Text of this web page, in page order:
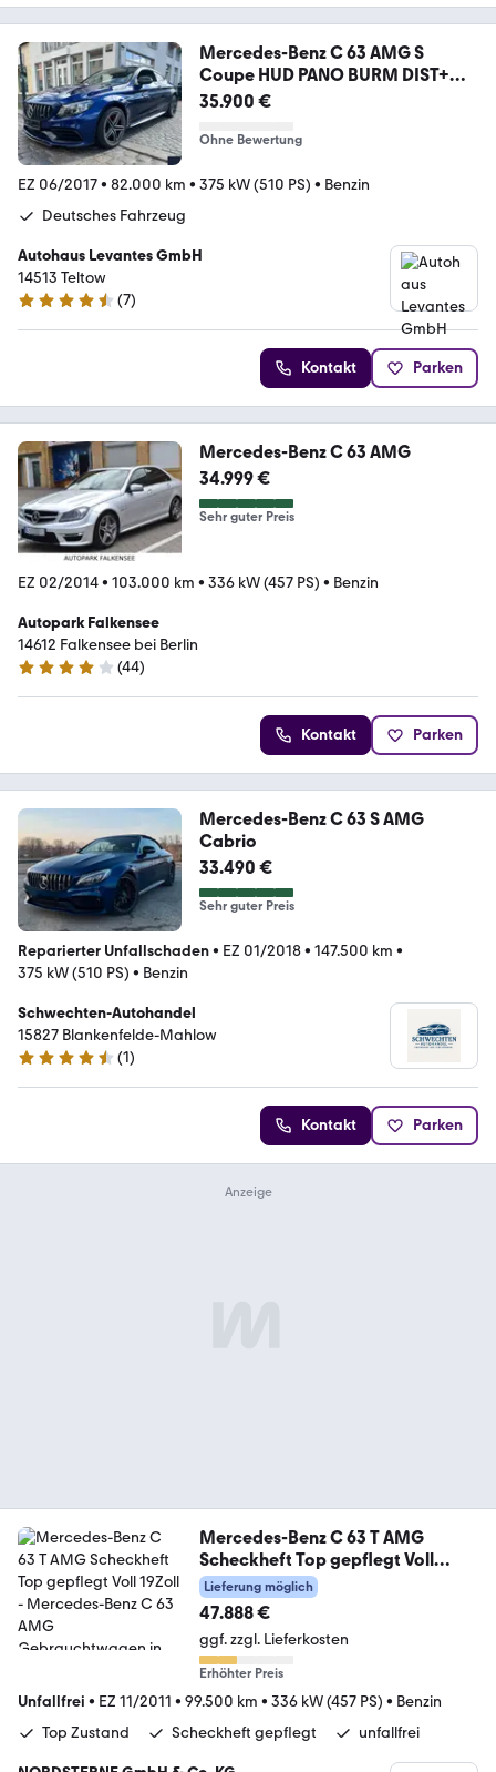
Mercedes-Benz C 63 AMG S
Coupe HUD PANO BURM DIST+
TOTW SPUR
35.900 €
Ohne Bewertung
EZ 06/2017• 82.000 km • 375 kW (510 PS) • Benzin
Deutsches Fahrzeug
Autohaus Levantes GmbH
14513 Teltow
4.7 Sterne
(7)
Kontakt Parken
Mercedes-Benz C 63 AMG
34.999 €
Sehr guter Preis
EZ 02/2014• 103.000 km • 336 kW (457 PS) • Benzin
Autopark Falkensee
14612 Falkensee bei Berlin
4 Sterne
(44)
Kontakt Parken
Mercedes-Benz C 63 S AMG
Cabrio
33.490 €
Sehr guter Preis
Reparierter Unfallschaden• EZ 01/2018• 147.500 km •
375 kW (510 PS) • Benzin
Schwechten-Autohandel
15827 Blankenfelde-Mahlow
4.7 Sterne
(1)
Kontakt Parken
Mercedes-Benz C 63 T AMG
Scheckheft Top gepflegt Voll
19Zoll
Lieferung möglich
47.888 €
ggf. zzgl. Lieferkosten
Erhöhter Preis
Unfallfrei • EZ 11/2011 • 99.500 km • 336 kW (457 PS) • Benzin
Top Zustand
Scheckheft gepflegt unfallfrei